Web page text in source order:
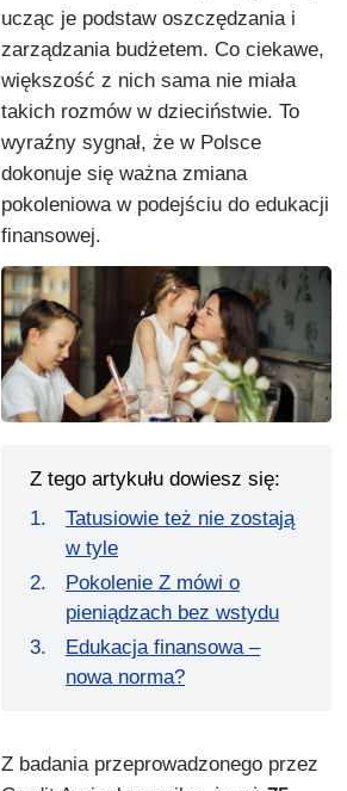
ucząc je podstaw oszczędzania i
zarządzania budżetem. Co ciekawe,
większość z nich sama nie miała
takich rozmów w dzieciństwie. To
wyraźny sygnał, że w Polsce
dokonuje się ważna zmiana
pokoleniowa w podejściu do edukacji
finansowej.
Z tego artykułu dowiesz się:
Tatusiowie też nie zostają
w tyle
Pokolenie Z mówi o
pieniądzach bez wstydu
Edukacja finansowa –
nowa norma?
Z badania przeprowadzonego przez